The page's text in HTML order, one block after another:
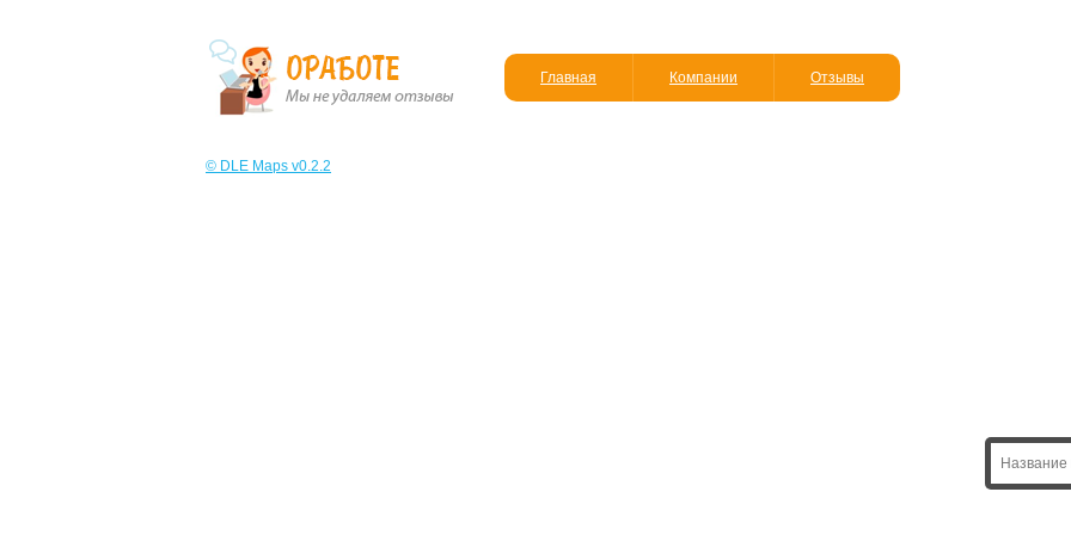
Главная Компании Отзывы
© DLE Maps v0.2.2